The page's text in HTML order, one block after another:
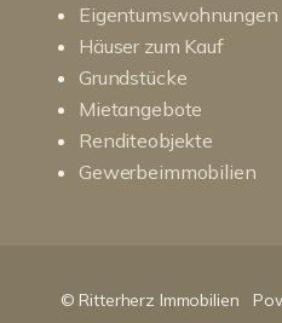
Eigentumswohnungen
Häuser zum Kauf
Grundstücke
Mietangebote
Renditeobjekte
Gewerbeimmobilien
© Ritterherz Immobilien100%
SEHR GUT